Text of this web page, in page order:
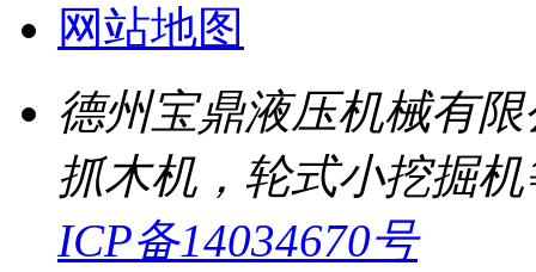
网站地图
德州宝鼎液压机械有
抓木机，轮式小挖掘
ICP备14034670号